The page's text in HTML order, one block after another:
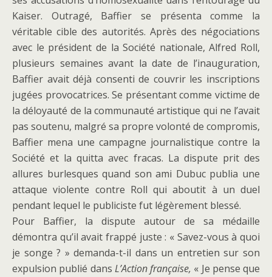
Kaiser. Outragé, Baffier se présenta comme la
véritable cible des autorités. Après des négociations
avec le président de la Société nationale, Alfred Roll,
plusieurs semaines avant la date de l’inauguration,
Baffier avait déjà consenti de couvrir les inscriptions
jugées provocatrices. Se présentant comme victime de
la déloyauté de la communauté artistique qui ne l’avait
pas soutenu, malgré sa propre volonté de compromis,
Baffier mena une campagne journalistique contre la
Société et la quitta avec fracas. La dispute prit des
allures burlesques quand son ami Dubuc publia une
attaque violente contre Roll qui aboutit à un duel
pendant lequel le publiciste fut légèrement blessé.
Pour Baffier, la dispute autour de sa médaille
démontra qu’il avait frappé juste : « Savez-vous à quoi
je songe ? » demanda-t-il dans un entretien sur son
expulsion publié dans L’Action française, « Je pense que